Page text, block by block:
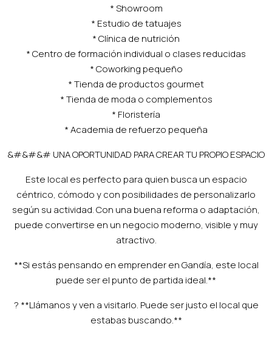
* Showroom
* Estudio de tatuajes
* Clínica de nutrición
* Centro de formación individual o clases reducidas
* Coworking pequeño
* Tienda de productos gourmet
* Tienda de moda o complementos
* Floristería
* Academia de refuerzo pequeña
&#&#&# UNA OPORTUNIDAD PARA CREAR TU PROPIO ESPACIO
Este local es perfecto para quien busca un espacio
céntrico, cómodo y con posibilidades de personalizarlo
según su actividad. Con una buena reforma o adaptación,
puede convertirse en un negocio moderno, visible y muy
atractivo.
**Si estás pensando en emprender en Gandía, este local
puede ser el punto de partida ideal.**
? **Llámanos y ven a visitarlo. Puede ser justo el local que
estabas buscando.**